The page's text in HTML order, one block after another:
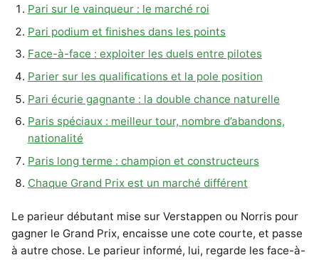
Pari sur le vainqueur : le marché roi
Pari podium et finishes dans les points
Face-à-face : exploiter les duels entre pilotes
Parier sur les qualifications et la pole position
Pari écurie gagnante : la double chance naturelle
Paris spéciaux : meilleur tour, nombre d’abandons,
nationalité
Paris long terme : champion et constructeurs
Chaque Grand Prix est un marché différent
Le parieur débutant mise sur Verstappen ou Norris pour
gagner le Grand Prix, encaisse une cote courte, et passe
à autre chose. Le parieur informé, lui, regarde les face-à-